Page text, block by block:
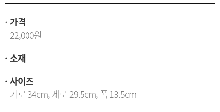
가격
22,000원
소재
사이즈
가로 34cm, 세로 29.5cm, 폭 13.5cm